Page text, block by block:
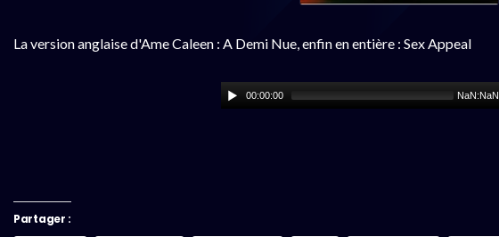
La version anglaise d'Ame Caleen : A Demi Nue, enfin en entière : Sex Appeal
00:00:00 NaN:NaN
Partager :